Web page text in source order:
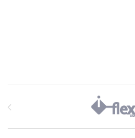
Brands Carousel